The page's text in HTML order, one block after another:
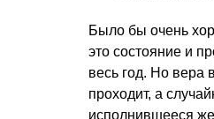
Было бы очень
это состояние и
весь год. Но вера
проходит, а
исполнившееся